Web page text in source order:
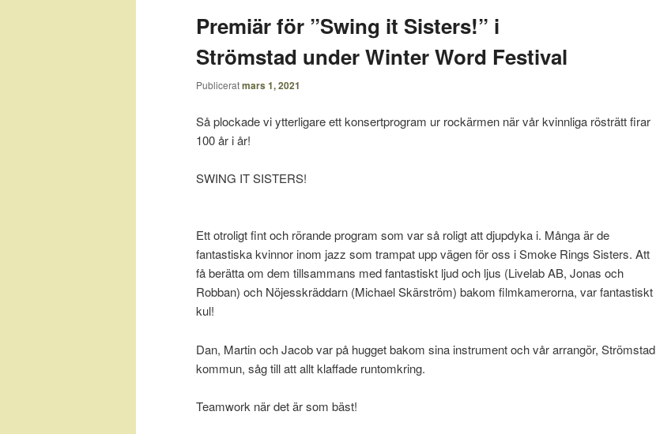
Premiär för ”Swing it Sisters!” i
Strömstad under Winter Word Festival
Publiceratmars 1, 2021
Så plockade vi ytterligare ett konsertprogram ur rockärmen när vår kvinnliga rösträtt firar
100 år i år!
SWING IT SISTERS!
Ett otroligt fint och rörande program som var så roligt att djupdyka i. Många är de
fantastiska kvinnor inom jazz som trampat upp vägen för oss i Smoke Rings Sisters. Att
få berätta om dem tillsammans med fantastiskt ljud och ljus (Livelab AB, Jonas och
Robban) och Nöjesskräddarn (Michael Skärström) bakom filmkamerorna, var fantastiskt
kul!
Dan, Martin och Jacob var på hugget bakom sina instrument och vår arrangör, Strömstad
kommun, såg till att allt klaffade runtomkring.
Teamwork när det är som bäst!